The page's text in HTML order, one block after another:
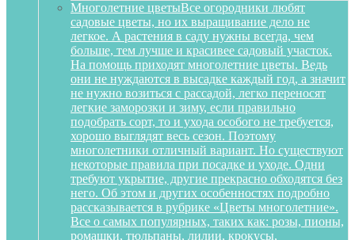
Многолетние цветыВсе огородники любят
садовые цветы, но их выращивание дело не
легкое. А растения в саду нужны всегда, чем
больше, тем лучше и красивее садовый участок.
На помощь приходят многолетние цветы. Ведь
они не нуждаются в высадке каждый год, а значит
не нужно возиться с рассадой, легко переносят
легкие заморозки и зиму, если правильно
подобрать сорт, то и ухода особого не требуется,
хорошо выглядят весь сезон. Поэтому
многолетники отличный вариант. Но существуют
некоторые правила при посадке и уходе. Одни
требуют укрытие, другие прекрасно обходятся без
него. Об этом и других особенностях подробно
рассказывается в рубрике «Цветы многолетние».
Все о самых популярных, таких как: розы, пионы,
ромашки, тюльпаны, лилии, крокусы,